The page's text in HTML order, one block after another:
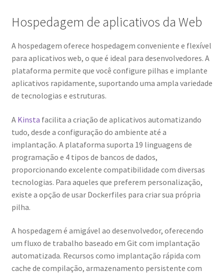
Hospedagem de aplicativos da Web
A hospedagem oferece hospedagem conveniente e flexível
para aplicativos web, o que é ideal para desenvolvedores. A
plataforma permite que você configure pilhas e implante
aplicativos rapidamente, suportando uma ampla variedade
de tecnologias e estruturas.
A Kinsta facilita a criação de aplicativos automatizando
tudo, desde a configuração do ambiente até a
implantação. A plataforma suporta 19 linguagens de
programação e 4 tipos de bancos de dados,
proporcionando excelente compatibilidade com diversas
tecnologias. Para aqueles que preferem personalização,
existe a opção de usar Dockerfiles para criar sua própria
pilha.
A hospedagem é amigável ao desenvolvedor, oferecendo
um fluxo de trabalho baseado em Git com implantação
automatizada. Recursos como implantação rápida com
cache de compilação, armazenamento persistente com